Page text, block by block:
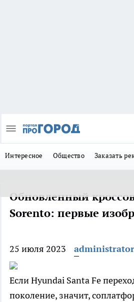
Интересное Общество Заказать
Обновленный
Sorento: первые
25 июля 2023 administrator
Если Hyundai Santa Fe
поколение, значит,